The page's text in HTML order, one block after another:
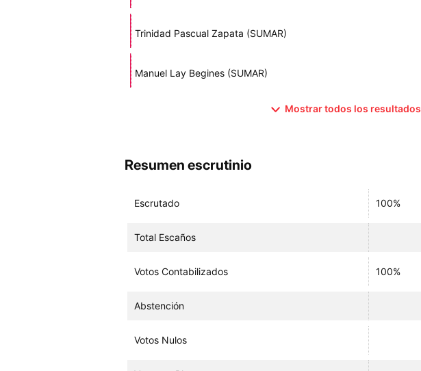
Trinidad Pascual Zapata (SUMAR)
Manuel Lay Begines (SUMAR)
Mostrar todos los resultados
Resumen escrutinio
Escrutado 100%
Total Escaños
Votos Contabilizados 100%
Abstención
Votos Nulos